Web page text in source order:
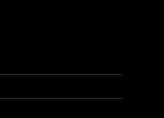
MIKA modrý
Kč